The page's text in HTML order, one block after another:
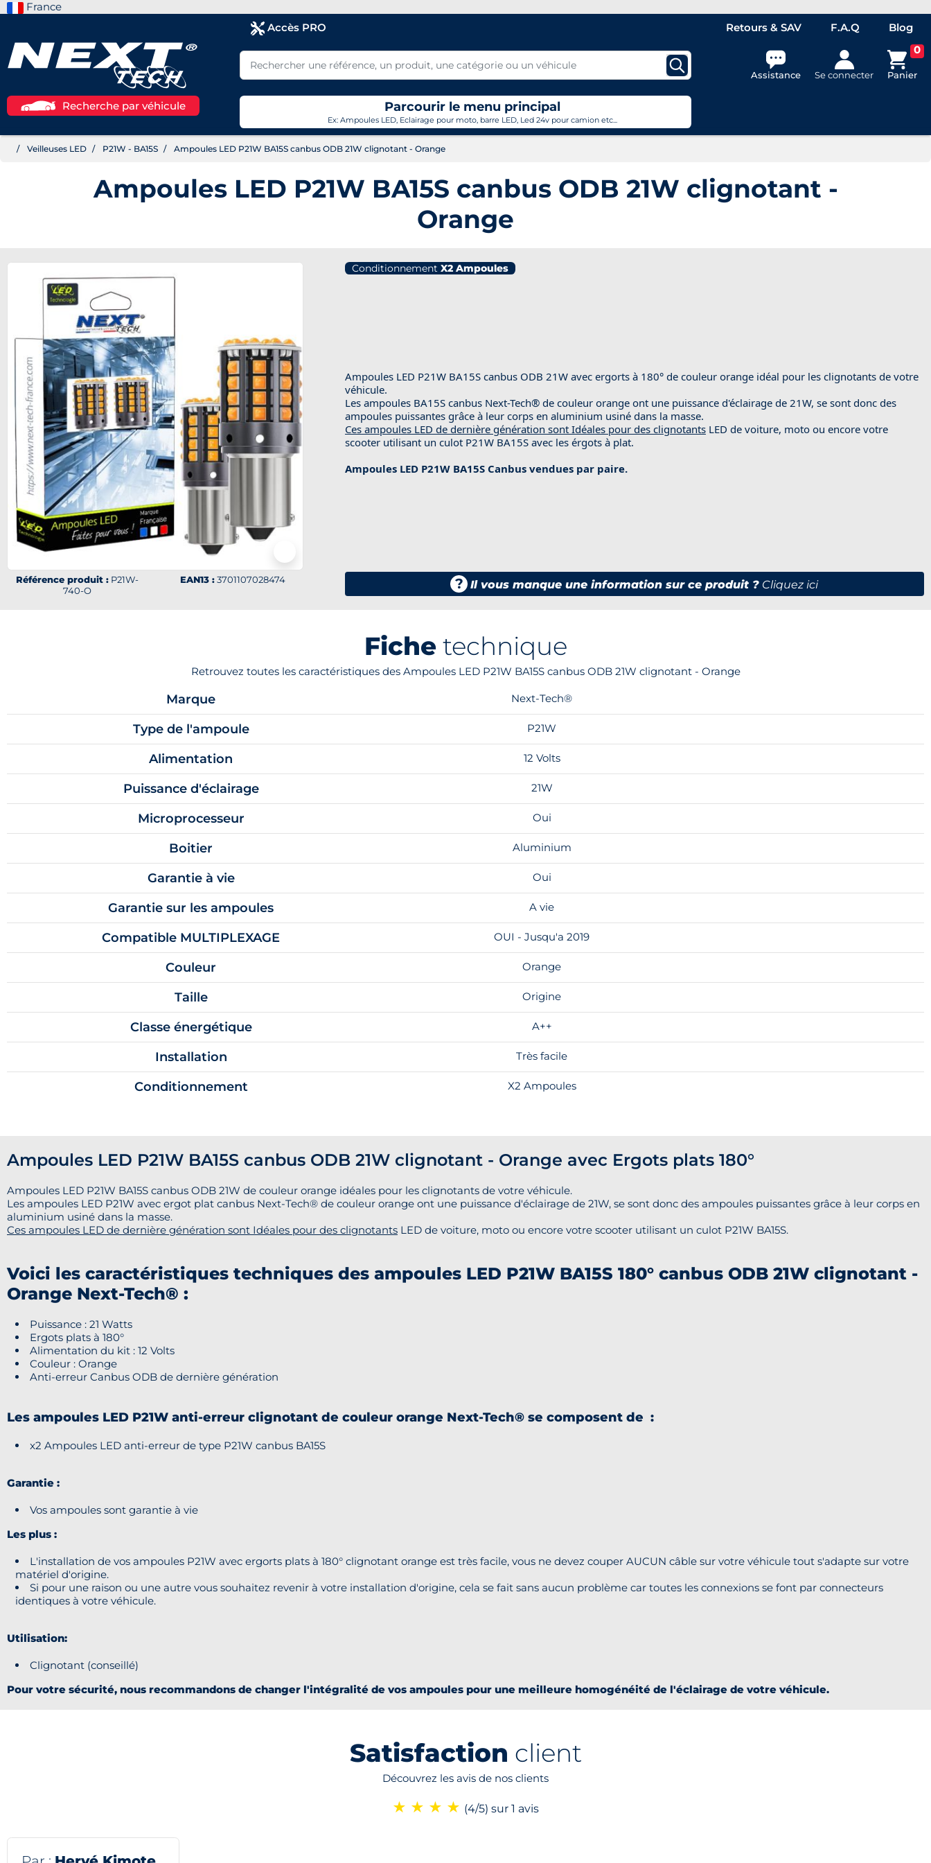
France
Accès PRO
Retours & SAV F.A.Q Blog
Assistance Se connecter
0
Panier
Recherche par véhicule Parcourir le menu principal
Ex: Ampoules LED, Eclairage pour moto, barre LED, Led 24v pour camion etc...
Veilleuses LED P21W - BA15S Ampoules LED P21W BA15S canbus ODB 21W clignotant - Orange
Ampoules LED P21W BA15S canbus ODB 21W clignotant -
Orange
Référence produit : P21W-
740-O
EAN13 :3701107028474
Conditionnement X2 Ampoules
Ampoules LED P21W BA15S canbus ODB 21W avec ergorts à 180° de couleur orange idéal pour les clignotants de votre
véhicule.
Les ampoules BA15S canbus Next-Tech® de couleur orange ont une puissance d'éclairage de 21W, se sont donc des
ampoules puissantes grâce à leur corps en aluminium usiné dans la masse.
Ces ampoules LED de dernière génération sont Idéales pour des clignotantsLED de voiture, moto ou encore votre
scooter utilisant un culot P21W BA15S avec les érgots à plat.
Ampoules LED P21W BA15S Canbus vendues par paire.
? Il vous manque une information sur ce produit ? Cliquez ici
Fichetechnique
Retrouvez toutes les caractéristiques des Ampoules LED P21W BA15S canbus ODB 21W clignotant - Orange
Marque Next-Tech®
Type de l'ampoule P21W
Alimentation 12 Volts
Puissance d'éclairage 21W
Microprocesseur Oui
Boitier Aluminium
Garantie à vie Oui
Garantie sur les ampoules A vie
Compatible MULTIPLEXAGE OUI - Jusqu'a 2019
Couleur Orange
Taille Origine
Classe énergétique A++
Installation Très facile
Conditionnement X2 Ampoules
Ampoules LED P21W BA15S canbus ODB 21W clignotant - Orange avec Ergots plats 180°
Ampoules LED P21W BA15S canbus ODB 21W de couleur orange idéales pour les clignotants de votre véhicule.
Les ampoules LED P21W avec ergot plat canbus Next-Tech® de couleur orange ont une puissance d'éclairage de 21W, se sont donc des ampoules puissantes grâce à leur corps en
aluminium usiné dans la masse.
Ces ampoules LED de dernière génération sont Idéales pour des clignotants LED de voiture, moto ou encore votre scooter utilisant un culot P21W BA15S.
Voici les caractéristiques techniques des ampoules LED P21W BA15S 180° canbus ODB 21W clignotant -
Orange Next-Tech® :
Puissance : 21 Watts
Ergots plats à 180°
Alimentation du kit : 12 Volts
Couleur : Orange
Anti-erreur Canbus ODB de dernière génération
Les ampoules LED P21W anti-erreur clignotant de couleur orange Next-Tech® se composent de :
x2 Ampoules LED anti-erreur de type P21W canbus BA15S
Garantie :
Vos ampoules sont garantie à vie
Les plus :
L'installation de vos ampoules P21W avec ergorts plats à 180° clignotant orange est très facile, vous ne devez couper AUCUN câble sur votre véhicule tout s'adapte sur votre
matériel d'origine.
Si pour une raison ou une autre vous souhaitez revenir à votre installation d'origine, cela se fait sans aucun problème car toutes les connexions se font par connecteurs
identiques à votre véhicule.
Utilisation:
Clignotant (conseillé)
Pour votre sécurité, nous recommandons de changer l'intégralité de vos ampoules pour une meilleure homogénéité de l'éclairage de votre véhicule.
Satisfaction client
Découvrez les avis de nos clients
★ ★ ★ ★ (4/5) sur 1 avis